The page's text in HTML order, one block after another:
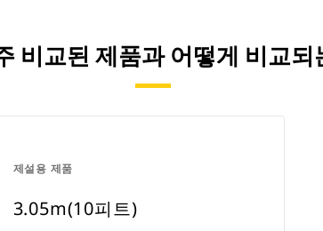
비교된 제품과 어떻게 비교
제설용 제품
3.05m(10피트)